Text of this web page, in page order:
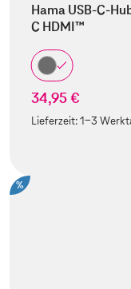
Hama USB-C-
C HDMI™
34,95 €
Lieferzeit:1-3
%